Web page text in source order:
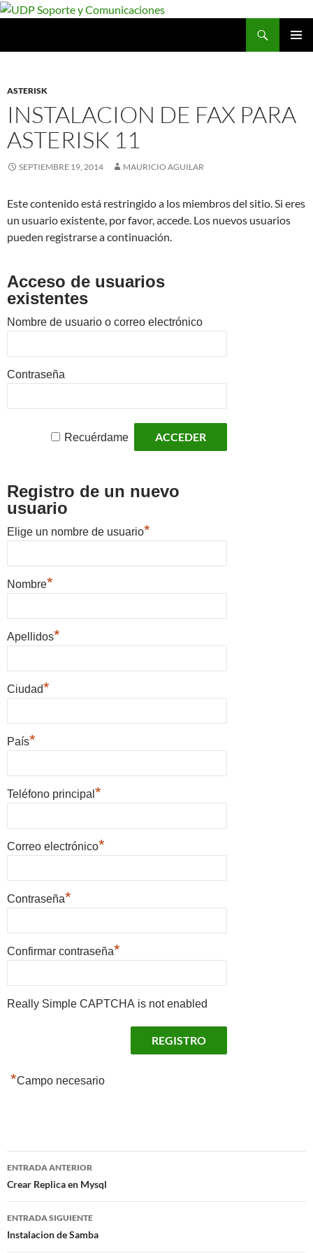
Saltar
ASTERISK
INSTALACION DE FAX PARA
ASTERISK 11
SEPTIEMBRE 19, 2014 MAURICIO AGUILAR
Este contenido está restringido a los miembros del sitio. Si eres
un usuario existente, por favor, accede. Los nuevos usuarios
pueden registrarse a continuación.
Acceso de usuarios
existentes
Nombre de usuario o correo electrónico
Contraseña
Recuérdame
Registro de un nuevo
usuario
Elige un nombre de usuario*
Nombre*
Apellidos*
Ciudad*
País*
Teléfono principal *
Correo electrónico*
Contraseña*
Confirmar contraseña*
Really Simple CAPTCHA is not enabled
*Campo necesario
Navegación
de
entradas
ENTRADA ANTERIOR
Crear Replica en Mysql
ENTRADA SIGUIENTE
Instalacion de Samba